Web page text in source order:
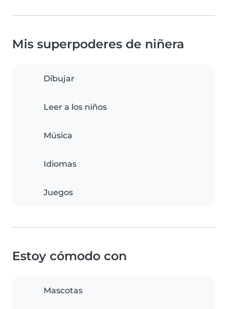
Mis superpoderes de niñera
Dibujar
Leer a los niños
Música
Idiomas
Juegos
Estoy cómodo con
Mascotas